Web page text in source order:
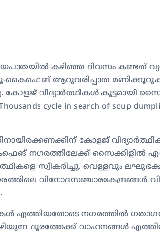
കഴിഞ്ഞ ദിവസം കണ്ടത്
ആറുവരിപ്പാത
വിദ്യാര്‍ത്ഥികള്‍ കൂട്ടമായി
cycle in search of soup
കോളജ്
നഗരത്തിലേക്ക് സൈക്കിളില്‍
സ്വീകരിച്ചു. വെള്ളവും
വിനോദസഞ്ചാരകേന്ദ്രങ്ങള്‍
എത്തിയതോടെ നഗരത്തില്‍
ദൂരത്തേക്ക് വാഹനങ്ങള്‍